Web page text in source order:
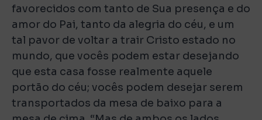
favorecidos com tanto de Sua presença e do
amor do Pai, tanto da alegria do céu, e um
tal pavor de voltar a trair Cristo estado no
mundo, que vocês podem estar desejando
que esta casa fosse realmente aquele
portão do céu; vocês podem desejar serem
transportados da mesa de baixo para a